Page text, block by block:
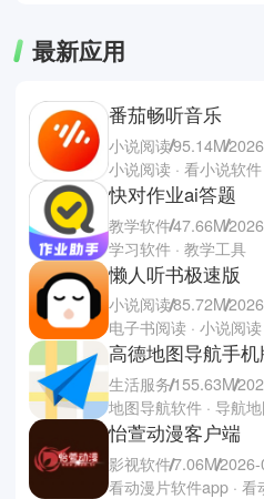
最新应用
番茄畅听音乐
小说阅读95.14M
小说阅读 · 看小说软件
快对作业ai答题
教学软件47.66M
学习软件 · 教学工具
懒人听书极速版
小说阅读85.72M
电子书阅读 · 小说阅读
高德地图导航手机
生活服务155.63M
地图导航软件 · 导航
怡萱动漫客户端
影视软件7.06M
看动漫片软件app · 看